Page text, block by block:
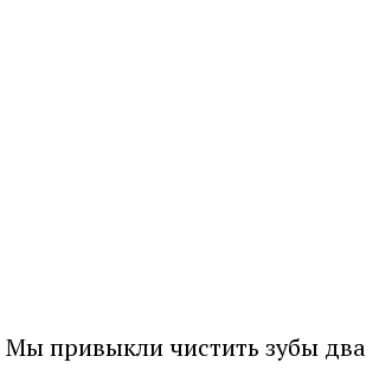
Мы привыкли чистить зубы два